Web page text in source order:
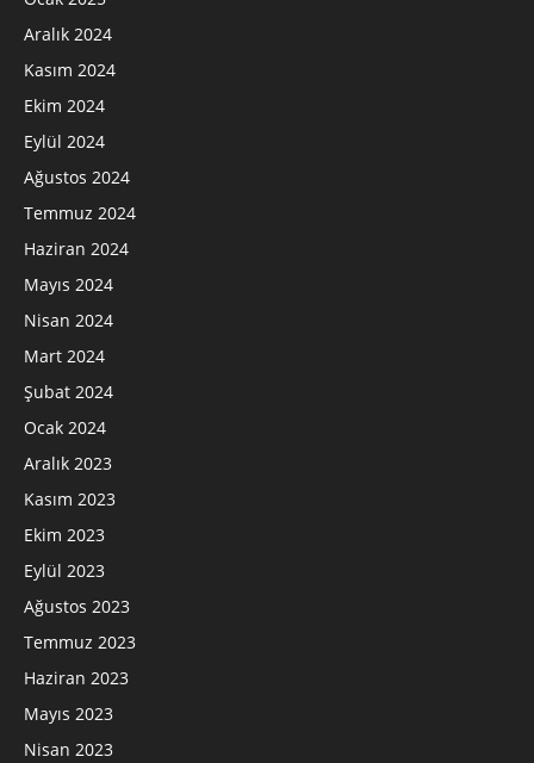
Aralık 2024
Kasım 2024
Ekim 2024
Eylül 2024
Ağustos 2024
Temmuz 2024
Haziran 2024
Mayıs 2024
Nisan 2024
Mart 2024
Şubat 2024
Ocak 2024
Aralık 2023
Kasım 2023
Ekim 2023
Eylül 2023
Ağustos 2023
Temmuz 2023
Haziran 2023
Mayıs 2023
Nisan 2023